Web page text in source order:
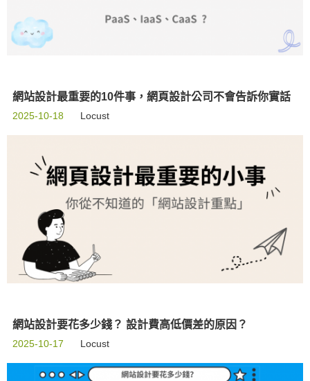
網站設計最重要的10件事，網頁設計公司不會告訴你實話
2025-10-18 Locust
網站設計要花多少錢？ 設計費高低價差的原因？
2025-10-17 Locust